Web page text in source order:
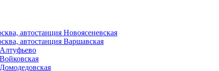
автостанция Новоясеневская
автостанция Варшавская